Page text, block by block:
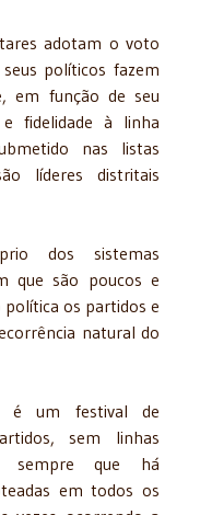
adotam o voto
políticos fazem
em função de seu
fidelidade à linha
nas listas
líderes distritais
dos sistemas
que são poucos e
os partidos e
natural do
é um festival de
sem linhas
sempre que há
em todos os